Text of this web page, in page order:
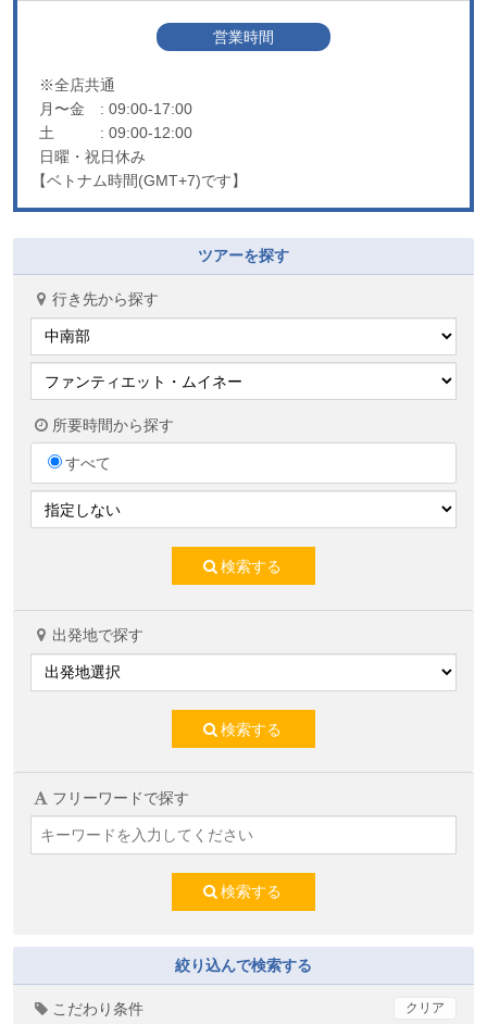
営業時間
※全店共通
月〜金
: 09:00-17:00
土
: 09:00-12:00
日曜・祝日休み
【ベトナム時間(GMT+7)です】
ツアーを探す
行き先から探す
所要時間から探す
すべて
検索する
出発地で探す
検索する
フリーワードで探す
検索する
絞り込んで検索する
こだわり条件 クリア